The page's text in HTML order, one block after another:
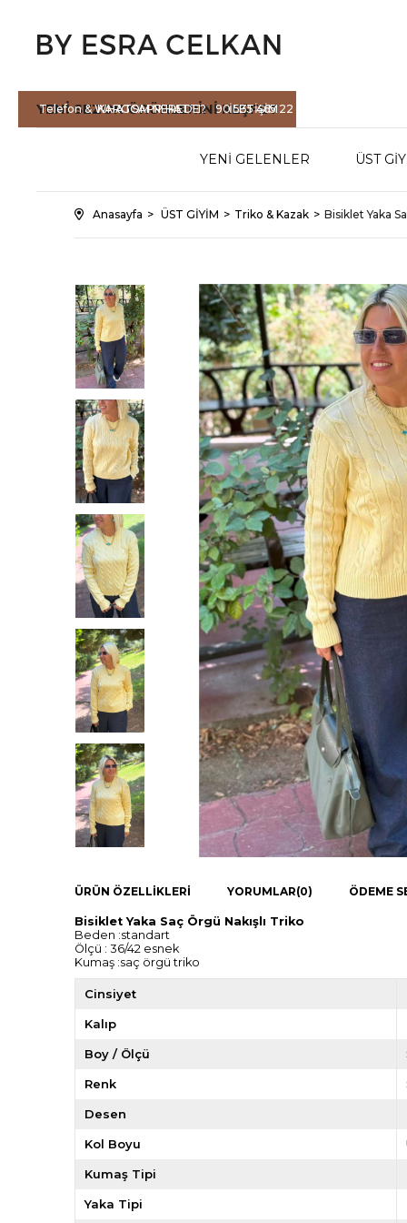
Telefon & WHATSAPP HATTI : 90 535 465 22
YENİ SEZONÜRÜNLERİNİ KEŞFET
KARGOM NEREDE? İLETİŞİM
YENİ GELENLER ÜST
Anasayfa ÜST GİYİM Triko & Kazak Bisiklet Yaka
ÜRÜN ÖZELLIKLERI YORUMLAR(0) ÖDEME
Bisiklet Yaka Saç Örgü Nakışlı Triko
Beden :standart
Ölçü : 36/42 esnek
Kumaş :saç örgü triko
Cinsiyet
Kalıp
Boy / Ölçü
Renk
Desen
Kol Boyu
Kumaş Tipi
Yaka Tipi